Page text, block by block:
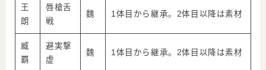
王
朗
唇槍舌
戦
魏 1体目から継承。2体目以降は素材
臧
覇
避実撃
虚
魏 1体目から継承。2体目以降は素材